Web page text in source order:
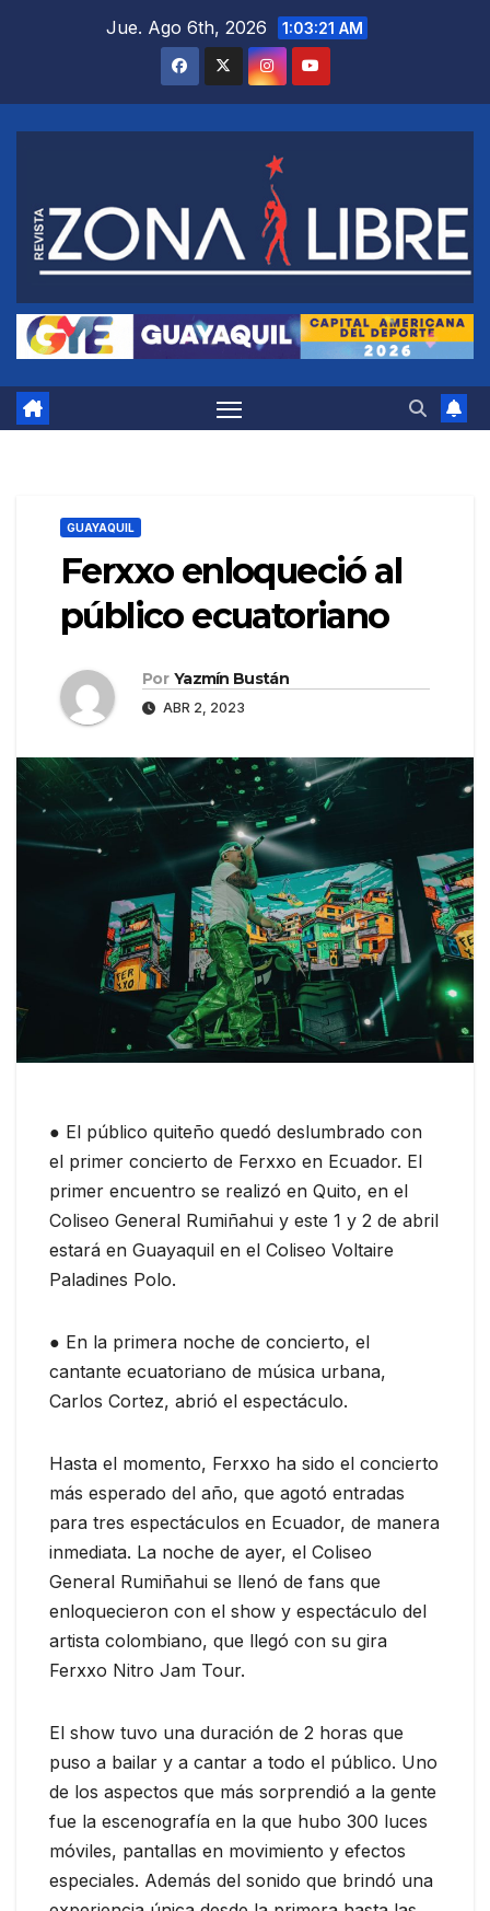
Jue. Ago 6th, 2026 1:03:22 AM
GUAYAQUIL
Ferxxo enloqueció al
público ecuatoriano
Por Yazmín Bustán
ABR 2, 2023
● El público quiteño quedó deslumbrado con
el primer concierto de Ferxxo en Ecuador. El
primer encuentro se realizó en Quito, en el
Coliseo General Rumiñahui y este 1 y 2 de abril
estará en Guayaquil en el Coliseo Voltaire
Paladines Polo.
● En la primera noche de concierto, el
cantante ecuatoriano de música urbana,
Carlos Cortez, abrió el espectáculo.
Hasta el momento, Ferxxo ha sido el concierto
más esperado del año, que agotó entradas
para tres espectáculos en Ecuador, de manera
inmediata. La noche de ayer, el Coliseo
General Rumiñahui se llenó de fans que
enloquecieron con el show y espectáculo del
artista colombiano, que llegó con su gira
Ferxxo Nitro Jam Tour.
El show tuvo una duración de 2 horas que
puso a bailar y a cantar a todo el público. Uno
de los aspectos que más sorprendió a la gente
fue la escenografía en la que hubo 300 luces
móviles, pantallas en movimiento y efectos
especiales. Además del sonido que brindó una